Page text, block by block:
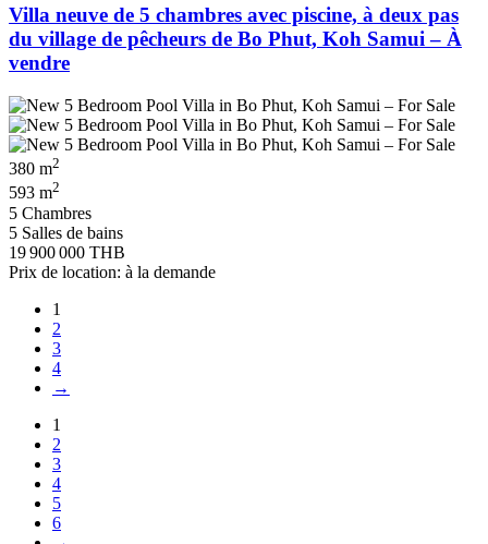
Villa neuve de 5 chambres avec piscine, à deux pas
du village de pêcheurs de Bo Phut, Koh Samui – À
vendre
380 m2
593 m2
5 Chambres
5 Salles de bains
19 900 000 THB
Prix de location: à la demande
1
2
3
4
→
1
2
3
4
5
6